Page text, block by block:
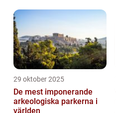
29 oktober 2025
De mest imponerande
arkeologiska parkerna i
världen